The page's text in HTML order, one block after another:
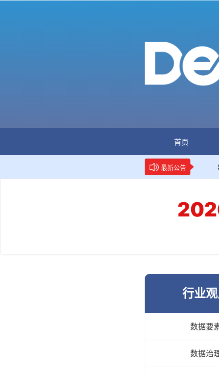
首页
最新公告
新华网权威报道：两项
行业
数据要
数据治